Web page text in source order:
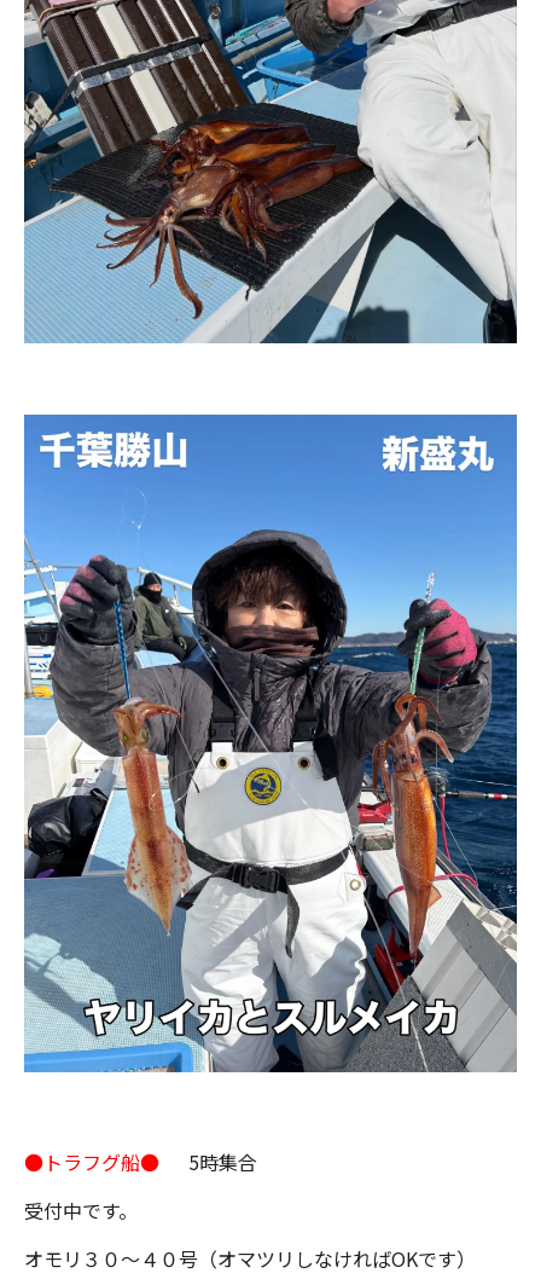
●トラフグ船● 5時集合
受付中です。
オモリ３０～４０号（オマツリしなければOKです）